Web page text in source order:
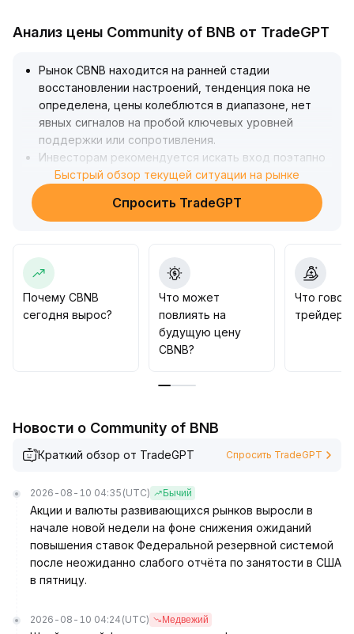
Анализ цены Community of BNB от TradeGPT
Рынок CBNB находится на ранней стадии
восстановлении настроений, тенденция пока не
определена, цены колеблются в диапазоне, нет
явных сигналов на пробой ключевых уровней
поддержки или сопротивления.
Инвесторам рекомендуется искать вход поэтапно
с небольшими позициями, строго выставлять стоп-
лоссы, и увеличивать позиции только после
уверенного роста объёмов и направления цены
Быстрый обзор текущей ситуации на рынке
Спросить TradeGPT
Почему CBNB
сегодня вырос?
Что может
повлиять на
будущую цену
CBNB?
Что
трейдеры
Новости о Community of BNB
Краткий обзор от TradeGPT Спросить TradeGPT
2026-08-10 04:35 (UTC) Бычий
Акции и валюты развивающихся рынков выросли в
начале новой недели на фоне снижения ожиданий
повышения ставок Федеральной резервной системой
после неожиданно слабого отчёта по занятости в США
в пятницу.
2026-08-10 04:24 (UTC) Медвежий